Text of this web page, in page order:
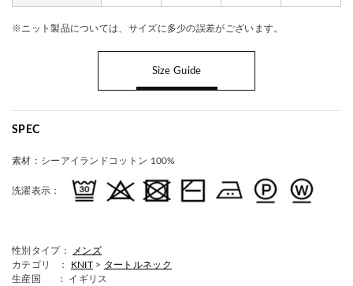
※ニット製品については、サイズに多少の誤差がございます。
Size Guide
SPEC
素材： シーアイランドコットン 100%
洗濯表示：
性別タイプ：
メンズ
カテゴリ ：
KNIT > タートルネック
生産国
： イギリス